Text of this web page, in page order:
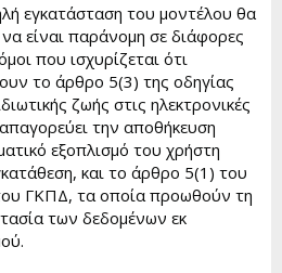
εγκατάσταση του μοντέλου θα
είναι παράνομη σε διάφορες
που ισχυρίζεται ότι
το άρθρο 5(3) της οδηγίας
ζωής στις ηλεκτρονικές
την αποθήκευση
εξοπλισμό του χρήστη
και το άρθρο 5(1) του
ΓΚΠΔ, τα οποία προωθούν τη
των δεδομένων εκ